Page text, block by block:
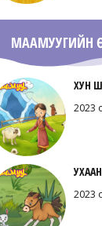
МААМУУГИЙН
ХУН
2023
2023